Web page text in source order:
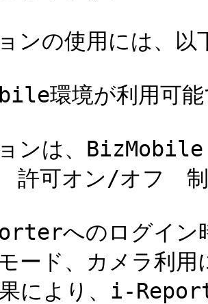
ンの使用には、以
環境が利用可能
ンは、
許可オン/オフ　
へのログイン
ード、カメラ利
により、i-